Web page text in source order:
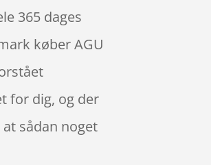
365 dages
køber AGU
for dig, og der
sådan noget